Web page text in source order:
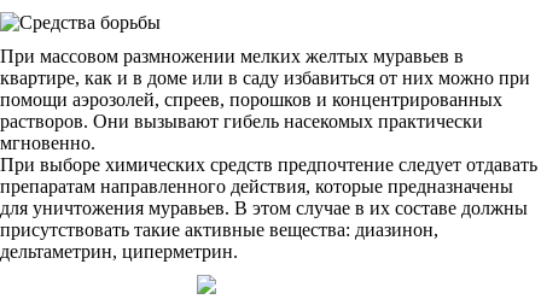
При массовом размножении мелких желтых муравьев в
квартире, как и в доме или в саду избавиться от них можно при
помощи аэрозолей, спреев, порошков и концентрированных
растворов. Они вызывают гибель насекомых практически
мгновенно.
При выборе химических средств предпочтение следует отдавать
препаратам направленного действия, которые предназначены
для уничтожения муравьев. В этом случае в их составе должны
присутствовать такие активные вещества: диазинон,
дельтаметрин, циперметрин.